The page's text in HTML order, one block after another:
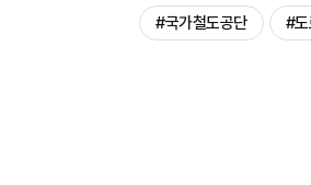
#국가철도공단 #